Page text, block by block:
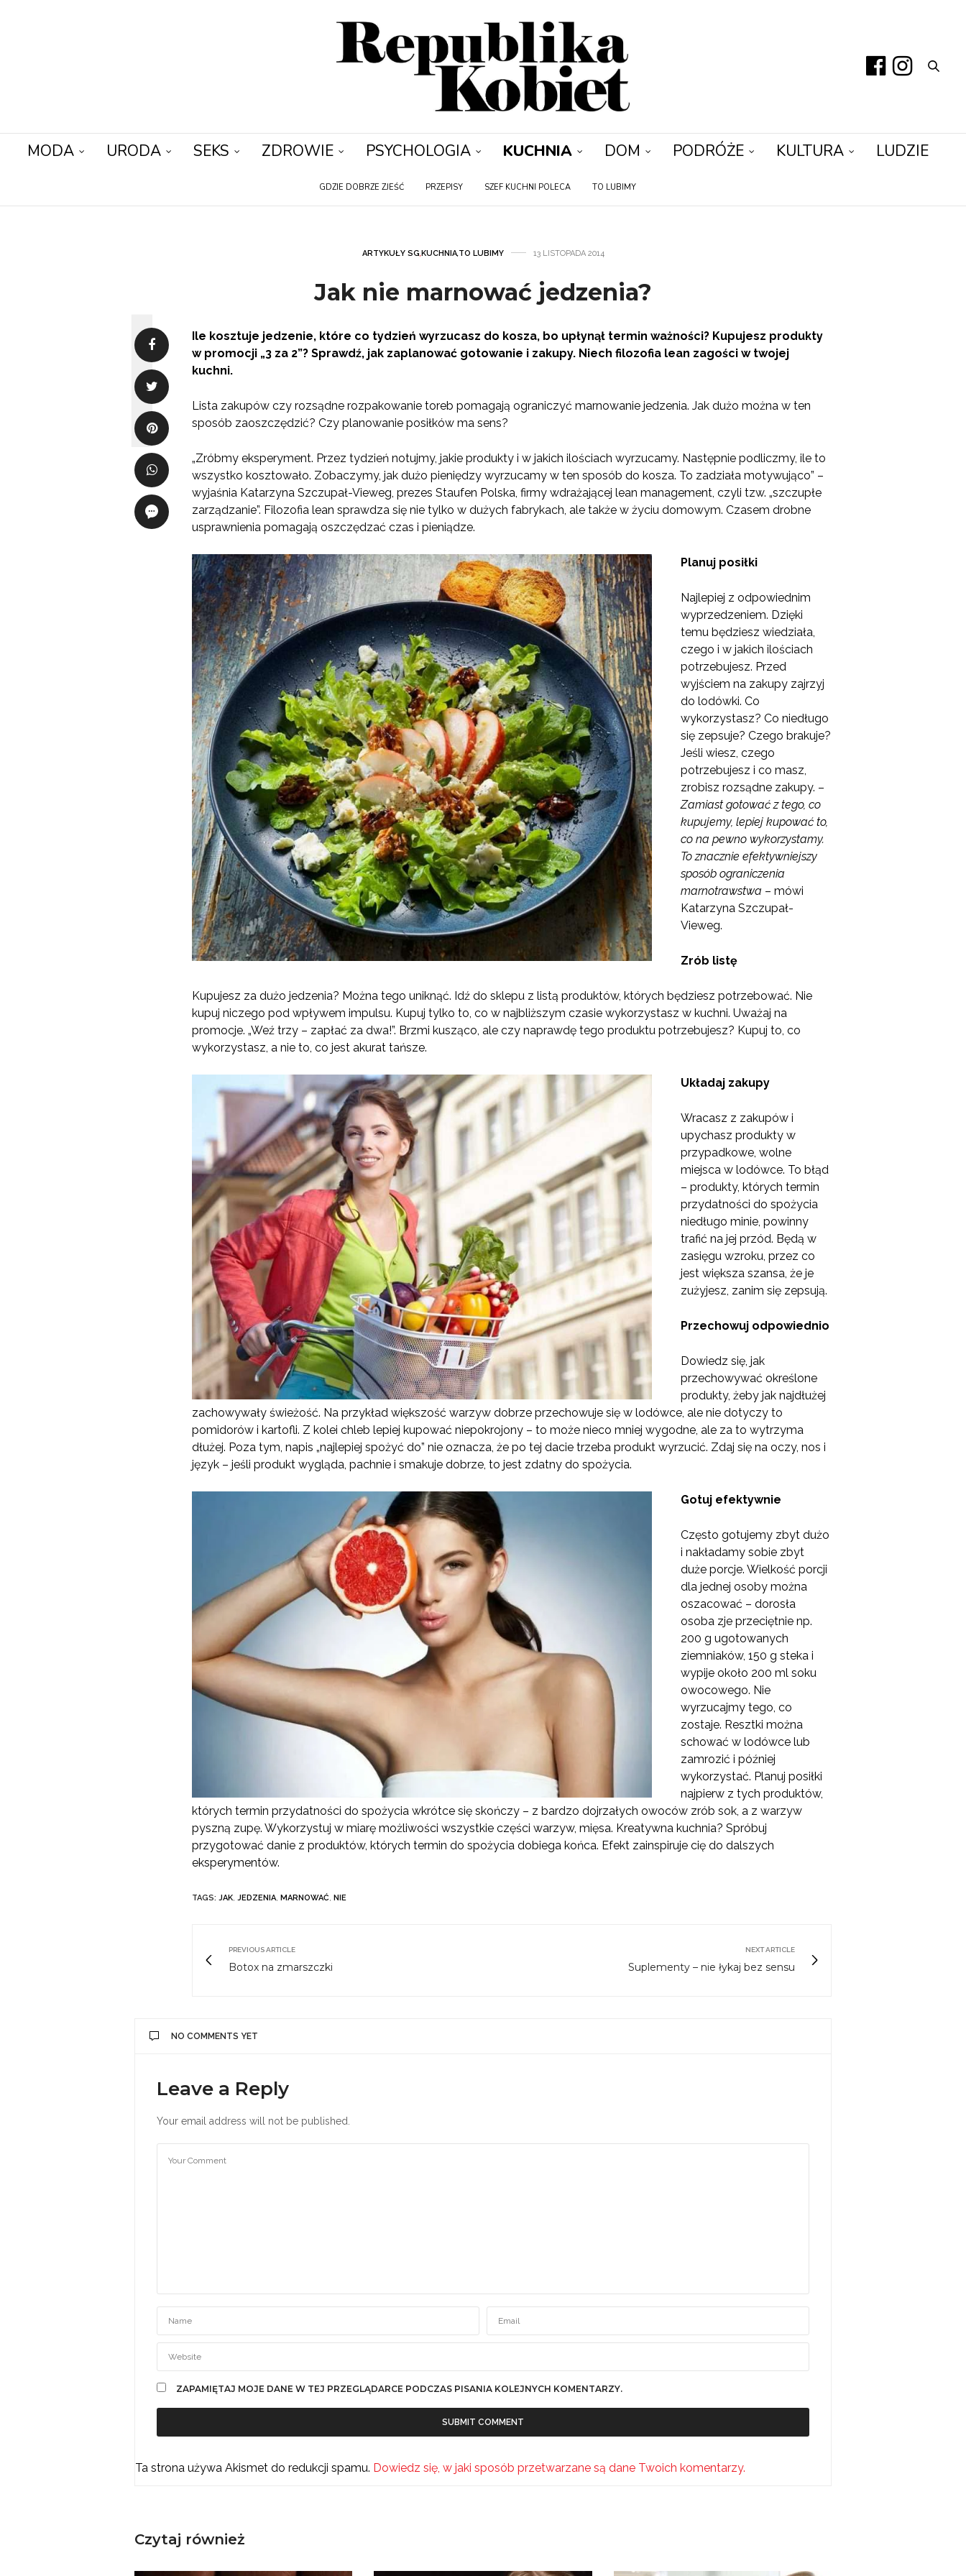
MODA URODA SEKS ZDROWIE PSYCHOLOGIA KUCHNIA DOM PODRÓŻE KULTURA LUDZIE
GDZIE DOBRZE ZJEŚĆ PRZEPISY SZEF KUCHNI POLECA TO LUBIMY
ARTYKUŁY SG,KUCHNIA,TO LUBIMY 13 LISTOPADA 2014
Jak nie marnować jedzenia?
Ile kosztuje jedzenie, które co tydzień wyrzucasz do kosza, bo upłynął termin ważności? Kupujesz produkty
w promocji „3 za 2”? Sprawdź, jak zaplanować gotowanie i zakupy. Niech filozofia lean zagości w twojej
kuchni.
Lista zakupów czy rozsądne rozpakowanie toreb pomagają ograniczyć marnowanie jedzenia. Jak dużo można w ten
sposób zaoszczędzić? Czy planowanie posiłków ma sens?
„Zróbmy eksperyment. Przez tydzień notujmy, jakie produkty i w jakich ilościach wyrzucamy. Następnie podliczmy, ile to
wszystko kosztowało. Zobaczymy, jak dużo pieniędzy wyrzucamy w ten sposób do kosza. To zadziała motywująco” –
wyjaśnia Katarzyna Szczupał-Vieweg, prezes Staufen Polska, firmy wdrażającej lean management, czyli tzw. „szczupłe
zarządzanie”. Filozofia lean sprawdza się nie tylko w dużych fabrykach, ale także w życiu domowym. Czasem drobne
usprawnienia pomagają oszczędzać czas i pieniądze.
Planuj posiłki
Najlepiej z odpowiednim
wyprzedzeniem. Dzięki
temu będziesz wiedziała,
czego i w jakich ilościach
potrzebujesz. Przed
wyjściem na zakupy zajrzyj
do lodówki. Co
wykorzystasz? Co niedługo
się zepsuje? Czego brakuje?
Jeśli wiesz, czego
potrzebujesz i co masz,
zrobisz rozsądne zakupy. –
Zamiast gotować z tego, co
kupujemy, lepiej kupować to,
co na pewno wykorzystamy.
To znacznie efektywniejszy
sposób ograniczenia
marnotrawstwa – mówi
Katarzyna Szczupał-
Vieweg.
Zrób listę
Kupujesz za dużo jedzenia? Można tego uniknąć. Idź do sklepu z listą produktów, których będziesz potrzebować. Nie
kupuj niczego pod wpływem impulsu. Kupuj tylko to, co w najbliższym czasie wykorzystasz w kuchni. Uważaj na
promocje. „Weź trzy – zapłać za dwa!”. Brzmi kusząco, ale czy naprawdę tego produktu potrzebujesz? Kupuj to, co
wykorzystasz, a nie to, co jest akurat tańsze.
Układaj zakupy
Wracasz z zakupów i
upychasz produkty w
przypadkowe, wolne
miejsca w lodówce. To błąd
– produkty, których termin
przydatności do spożycia
niedługo minie, powinny
trafić na jej przód. Będą w
zasięgu wzroku, przez co
jest większa szansa, że je
zużyjesz, zanim się zepsują.
Przechowuj odpowiednio
Dowiedz się, jak
przechowywać określone
produkty, żeby jak najdłużej
zachowywały świeżość. Na przykład większość warzyw dobrze przechowuje się w lodówce, ale nie dotyczy to
pomidorów i kartofli. Z kolei chleb lepiej kupować niepokrojony – to może nieco mniej wygodne, ale za to wytrzyma
dłużej. Poza tym, napis „najlepiej spożyć do” nie oznacza, że po tej dacie trzeba produkt wyrzucić. Zdaj się na oczy, nos i
język – jeśli produkt wygląda, pachnie i smakuje dobrze, to jest zdatny do spożycia.
Gotuj efektywnie
Często gotujemy zbyt dużo
i nakładamy sobie zbyt
duże porcje. Wielkość porcji
dla jednej osoby można
oszacować – dorosła
osoba zje przeciętnie np.
200 g ugotowanych
ziemniaków, 150 g steka i
wypije około 200 ml soku
owocowego. Nie
wyrzucajmy tego, co
zostaje. Resztki można
schować w lodówce lub
zamrozić i później
wykorzystać. Planuj posiłki
najpierw z tych produktów,
których termin przydatności do spożycia wkrótce się skończy – z bardzo dojrzałych owoców zrób sok, a z warzyw
pyszną zupę. Wykorzystuj w miarę możliwości wszystkie części warzyw, mięsa. Kreatywna kuchnia? Spróbuj
przygotować danie z produktów, których termin do spożycia dobiega końca. Efekt zainspiruje cię do dalszych
eksperymentów.
TAGS: JAK, JEDZENIA, MARNOWAĆ, NIE
PREVIOUS ARTICLE
Botox na zmarszczki
NEXT ARTICLE
Suplementy – nie łykaj bez sensu
NO COMMENTS YET
Leave a Reply
Your email address will not be published.
ZAPAMIĘTAJ MOJE DANE W TEJ PRZEGLĄDARCE PODCZAS PISANIA KOLEJNYCH KOMENTARZY.
Ta strona używa Akismet do redukcji spamu. Dowiedz się, w jaki sposób przetwarzane są dane Twoich komentarzy.
Czytaj również